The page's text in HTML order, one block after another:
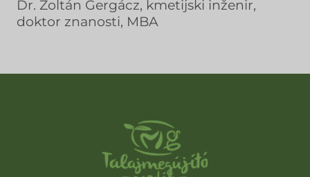
Dr. Zoltán Gergácz, kmetijski inženir,
doktor znanosti, MBA